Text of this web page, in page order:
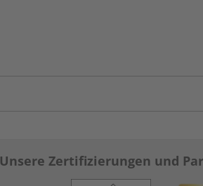
Unsere Zertifizierungen und